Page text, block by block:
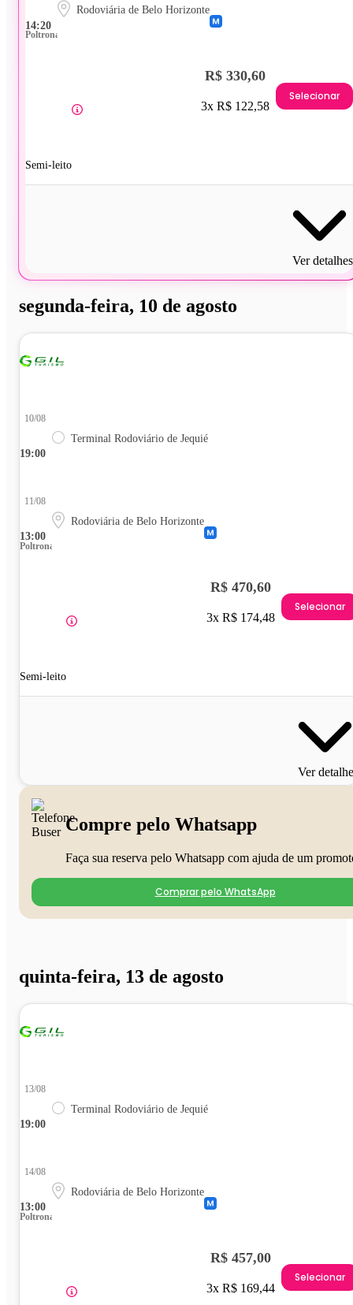
14:20
Rodoviária de Belo Horizonte
Poltrona
Semi-leito
R$ 330,60
3x R$ 122,58
Selecionar
Ver detalhes
segunda-feira, 10 de agosto
19:00
10/08
Terminal Rodoviário de Jequié
13:00
11/08
Rodoviária de Belo Horizonte
Poltrona
Semi-leito
R$ 470,60
3x R$ 174,48
Selecionar
Ver
Compre pelo Whatsapp
Faça sua reserva pelo Whatsapp com ajuda de um
Comprar pelo WhatsApp
quinta-feira, 13 de agosto
19:00
13/08
Terminal Rodoviário de Jequié
13:00
14/08
Rodoviária de Belo Horizonte
Poltrona
R$ 457,00
3x R$ 169,44
Selecionar